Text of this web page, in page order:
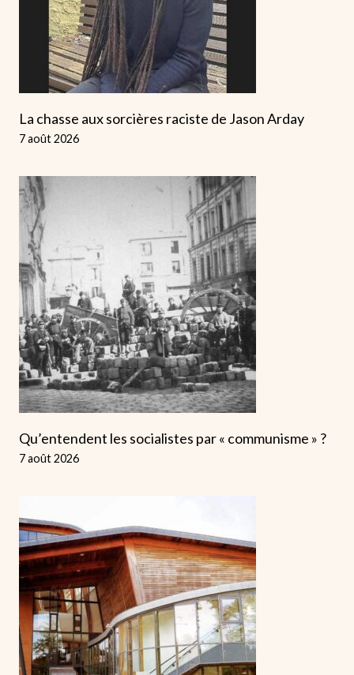
La chasse aux sorcières raciste de Jason Arday
7 août 2026
Qu’entendent les socialistes par « communisme » ?
7 août 2026